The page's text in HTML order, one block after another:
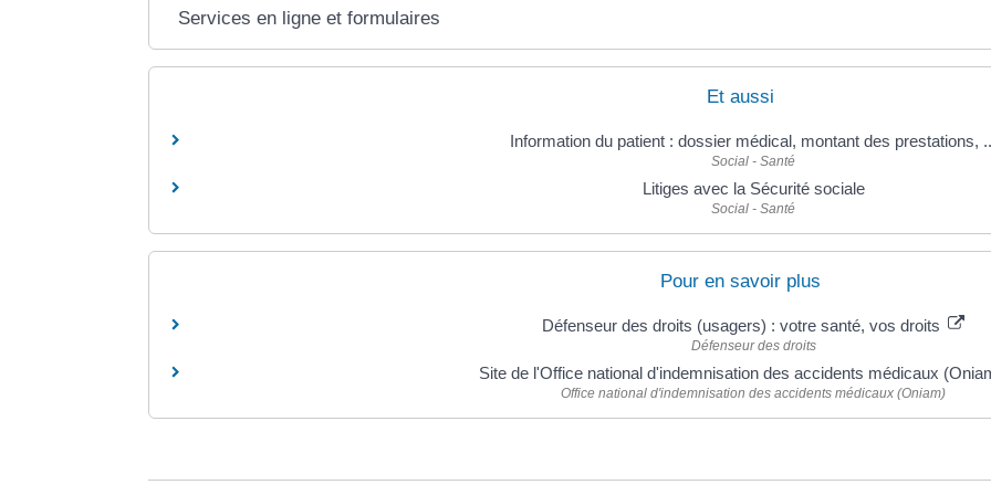
Services en ligne et formulaires
Et aussi
Information du patient : dossier médical, montant des prestations,
Social - Santé
Litiges avec la Sécurité sociale
Social - Santé
Pour en savoir plus
Défenseur des droits (usagers) : votre santé, vos droits
Défenseur des droits
Site de l'Office national d'indemnisation des accidents médicaux
Office national d'indemnisation des accidents médicaux (Oniam)